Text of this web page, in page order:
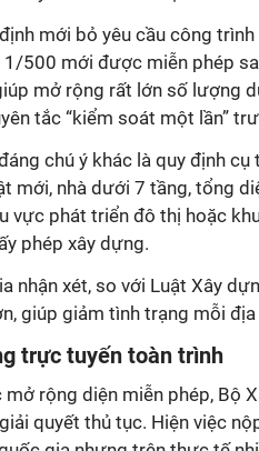
mới bỏ yêu cầu công
500 mới được miễn phép
mở rộng rất lớn số lượng
tắc “kiểm soát một lần”
chú ý khác là quy định
mới, nhà dưới 7 tầng, tổng
vực phát triển đô thị hoặc
phép xây dựng.
nhận xét, so với Luật Xây
giúp giảm tình trạng mỗi
trực tuyến toàn trình
mở rộng diện miễn phép, Bộ
quyết thủ tục. Hiện việc